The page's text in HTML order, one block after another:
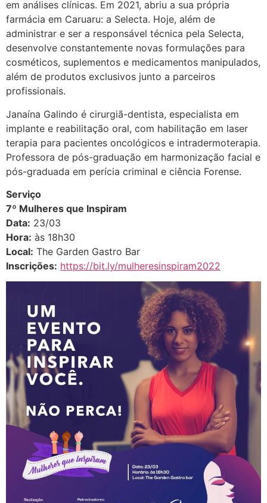
em análises clínicas. Em 2021, abriu a sua própria
farmácia em Caruaru: a Selecta. Hoje, além de
administrar e ser a responsável técnica pela Selecta,
desenvolve constantemente novas formulações para
cosméticos, suplementos e medicamentos manipulados,
além de produtos exclusivos junto a parceiros
profissionais.
Janaína Galindo é cirurgiã-dentista, especialista em
implante e reabilitação oral, com habilitação em laser
terapia para pacientes oncológicos e intradermoterapia.
Professora de pós-graduação em harmonização facial e
pós-graduada em perícia criminal e ciência Forense.
Serviço
7º Mulheres que Inspiram
Data: 23/03
Hora: às 18h30
Local: The Garden Gastro Bar
Inscrições: https://bit.ly/mulheresinspiram2022